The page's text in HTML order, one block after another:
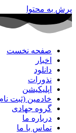
پرش به محتوا
صفحه نخست
اخبار
دانلود
نذورات
اپلیکیشن
خادمین (ثبت
گروه جهادی
درباره ما
تماس با ما